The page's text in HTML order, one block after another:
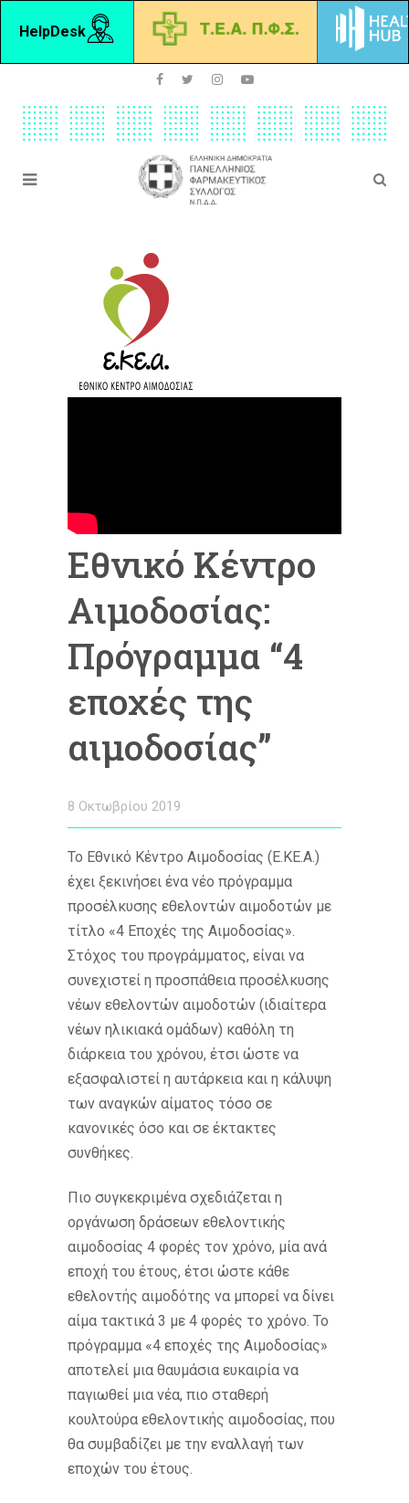
HelpDesk
Εθνικό Κέντρο
Αιμοδοσίας:
Πρόγραμμα “4
εποχές της
αιμοδοσίας”
8 Οκτωβρίου 2019
Το Εθνικό Κέντρο Αιμοδοσίας (Ε.ΚΕ.Α.)
έχει ξεκινήσει ένα νέο πρόγραμμα
προσέλκυσης εθελοντών αιμοδοτών με
τίτλο «4 Εποχές της Αιμοδοσίας».
Στόχος του προγράμματος, είναι να
συνεχιστεί η προσπάθεια προσέλκυσης
νέων εθελοντών αιμοδοτών (ιδιαίτερα
νέων ηλικιακά ομάδων) καθόλη τη
διάρκεια του χρόνου, έτσι ώστε να
εξασφαλιστεί η αυτάρκεια και η κάλυψη
των αναγκών αίματος τόσο σε
κανονικές όσο και σε έκτακτες
συνθήκες.
Πιο συγκεκριμένα σχεδιάζεται η
οργάνωση δράσεων εθελοντικής
αιμοδοσίας 4 φορές τον χρόνο, μία ανά
εποχή του έτους, έτσι ώστε κάθε
εθελοντής αιμοδότης να μπορεί να δίνει
αίμα τακτικά 3 με 4 φορές το χρόνο. Το
πρόγραμμα «4 εποχές της Αιμοδοσίας»
αποτελεί μια θαυμάσια ευκαιρία να
παγιωθεί μια νέα, πιο σταθερή
κουλτούρα εθελοντικής αιμοδοσίας, που
θα συμβαδίζει με την εναλλαγή των
εποχών του έτους.